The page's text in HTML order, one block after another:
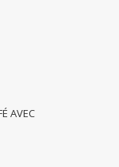
AVEC